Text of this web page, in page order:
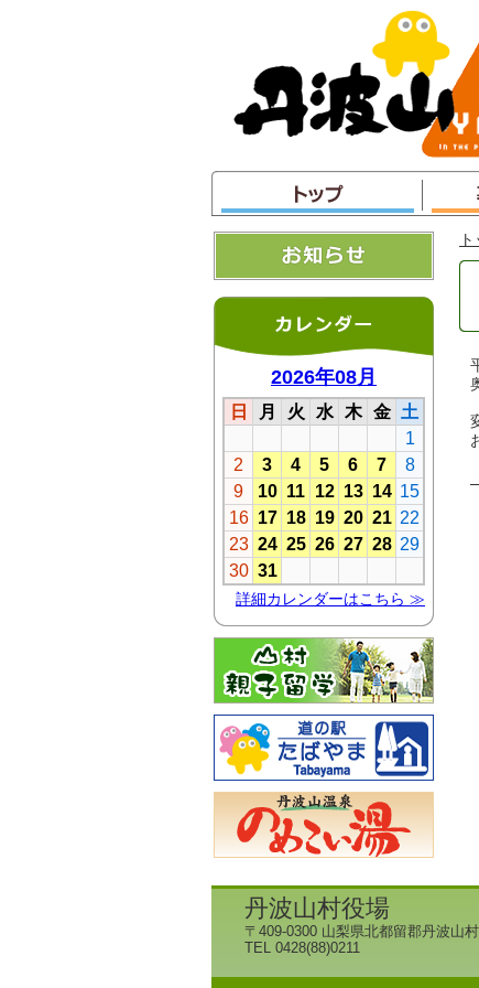
ャ
ン
プ
丹波山村役場
〒409-0300 山梨県北都留郡丹波山
TEL 0428(88)0211